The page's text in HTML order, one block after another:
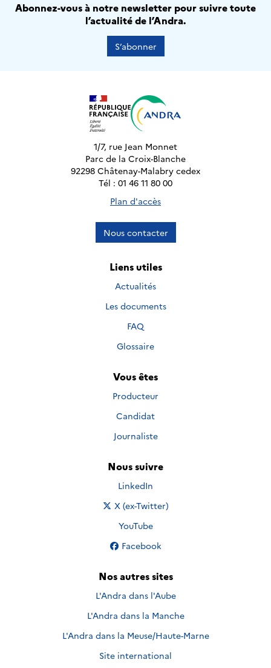
Abonnez-vous à notre newsletter pour suivre toute
l’actualité de l’Andra.
S’abonner
1/7, rue Jean Monnet
Parc de la Croix-Blanche
92298 Châtenay-Malabry cedex
Tél : 01 46 11 80 00
Plan d'accès
Nous contacter
Liens utiles
Actualités
Les documents
FAQ
Glossaire
Vous êtes
Producteur
Candidat
Journaliste
Nous suivre
Nous suivre sur
LinkedIn
Nous suivre sur
X (ex-Twitter)
Nous suivre sur
YouTube
Nous suivre sur
Facebook
Nos autres sites
L'Andra dans l'Aube
L'Andra dans la Manche
L'Andra dans la Meuse/Haute-Marne
Site international